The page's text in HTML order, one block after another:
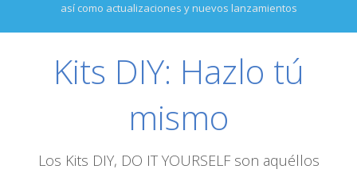
así como actualizaciones y nuevos lanzamientos
Kits DIY: Hazlo tú
mismo
Los Kits DIY, DO IT YOURSELF son aquéllos